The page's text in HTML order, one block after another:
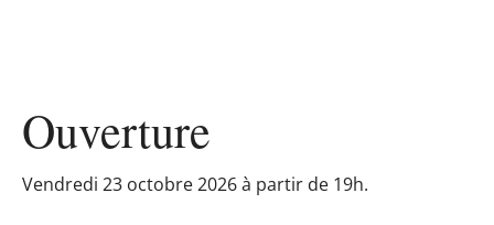
Ouverture
Vendredi 23 octobre 2026 à partir de 19h.